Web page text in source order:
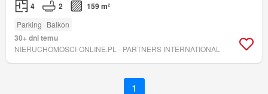
4 2 159 m²
Parking Balkon
30+ dni temu
NIERUCHOMOSCI-ONLINE.PL - PARTNERS INTERNATIONAL
1